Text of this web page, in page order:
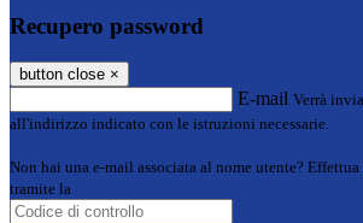
Recupero password
button close ×
E-mail Verrà
all'indirizzo indicato con le istruzioni necessarie.
Non hai una e-mail associata al nome utente?
tramite la